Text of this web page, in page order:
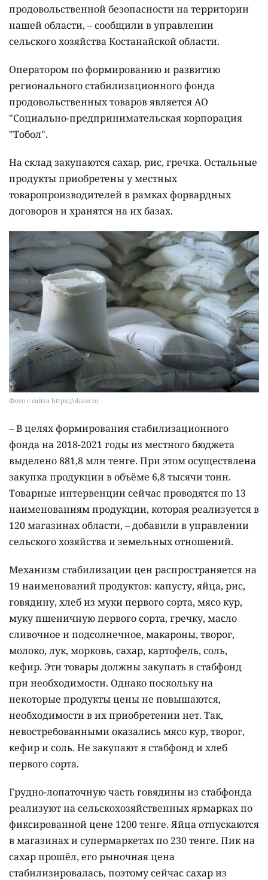
продовольственной безопасности на территории
нашей области, – сообщили в управлении
сельского хозяйства Костанайской области.
Оператором по формированию и развитию
регионального стабилизационного фонда
продовольственных товаров является АО
"Социально-предпринимательская корпорация
"Тобол".
На склад закупаются сахар, рис, гречка. Остальные
продукты приобретены у местных
товаропроизводителей в рамках форвардных
договоров и хранятся на их базах.
Фото с сайта https://obzor.io
– В целях формирования стабилизационного
фонда на 2018-2021 годы из местного бюджета
выделено 881,8 млн тенге. При этом осуществлена
закупка продукции в объёме 6,8 тысячи тонн.
Товарные интервенции сейчас проводятся по 13
наименованиям продукции, которая реализуется в
120 магазинах области, – добавили в управлении
сельского хозяйства и земельных отношений.
Механизм стабилизации цен распространяется на
19 наименований продуктов: капусту, яйца, рис,
говядину, хлеб из муки первого сорта, мясо кур,
муку пшеничную первого сорта, гречку, масло
сливочное и подсолнечное, макароны, творог,
молоко, лук, морковь, сахар, картофель, соль,
кефир. Эти товары должны закупать в стабфонд
при необходимости. Однако поскольку на
некоторые продукты цены не повышаются,
необходимости в их приобретении нет. Так,
невостребованными оказались мясо кур, творог,
кефир и соль. Не закупают в стабфонд и хлеб
первого сорта.
Грудно-лопаточную часть говядины из стабфонда
реализуют на сельскохозяйственных ярмарках по
фиксированной цене 1200 тенге. Яйца отпускаются
в магазинах и супермаркетах по 230 тенге. Пик на
сахар прошёл, его рыночная цена
стабилизировалась, поэтому сейчас сахар из